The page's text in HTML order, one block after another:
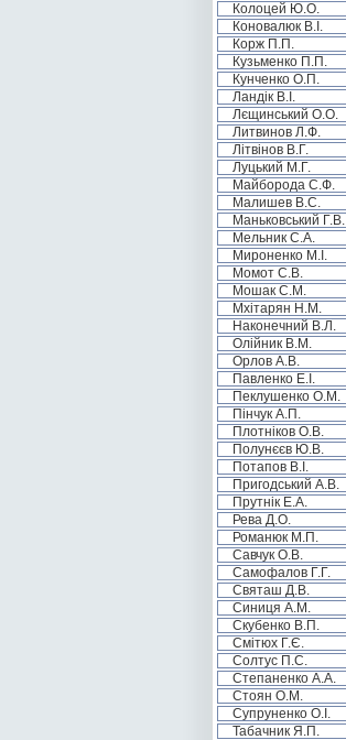
Колоцей Ю.О.
Коновалюк В.І.
Корж П.П.
Кузьменко П.П.
Кунченко О.П.
Ландік В.І.
Лєщинський О.О.
Литвинов Л.Ф.
Літвінов В.Г.
Луцький М.Г.
Майборода С.Ф.
Малишев В.С.
Маньковський Г.В.
Мельник С.А.
Мироненко М.І.
Момот С.В.
Мошак С.М.
Мхітарян Н.М.
Наконечний В.Л.
Олійник В.М.
Орлов А.В.
Павленко Е.І.
Пеклушенко О.М.
Пінчук А.П.
Плотніков О.В.
Полунєєв Ю.В.
Потапов В.І.
Пригодський А.В.
Прутнік Е.А.
Рева Д.О.
Романюк М.П.
Савчук О.В.
Самофалов Г.Г.
Святаш Д.В.
Синиця А.М.
Скубенко В.П.
Смітюх Г.Є.
Солтус П.С.
Степаненко А.А.
Стоян О.М.
Супруненко О.І.
Табачник Я.П.